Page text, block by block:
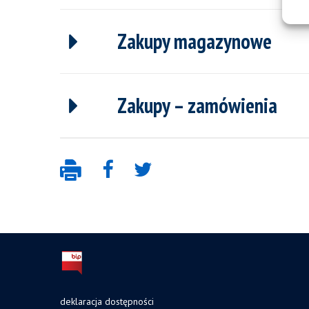
Zakupy magazynowe
Zakupy – zamówienia
deklaracja dostępności